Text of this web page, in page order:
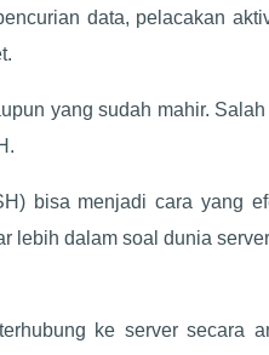
data, pelacakan
yang sudah mahir. Salah
bisa menjadi cara yang
lebih dalam soal dunia
ke server secara